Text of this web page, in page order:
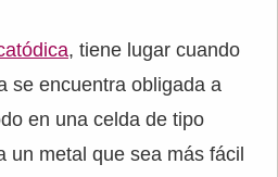
, tiene lugar cuando
se encuentra obligada a
en una celda de tipo
un metal que sea más fácil